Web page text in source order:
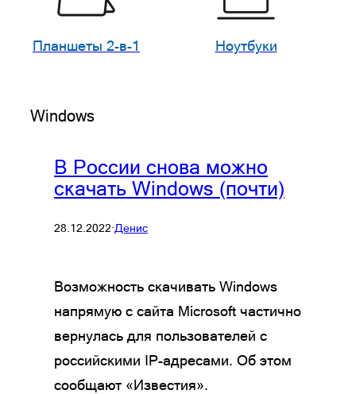
Планшеты 2-в-1 Ноутбуки
Windows
В России снова можно
скачать Windows (почти)
28.12.2022·Денис
Возможность скачивать Windows
напрямую с сайта Microsoft частично
вернулась для пользователей с
российскими IP-адресами. Об этом
сообщают «Известия».